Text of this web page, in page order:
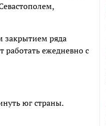
закрытием ряда
работать ежедневно с
юг страны.